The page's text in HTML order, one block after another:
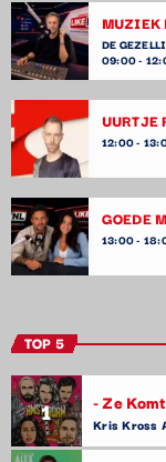
MUZIEK
DE
09:00 -
UURTJE
12:00 -
GOEDE
13:00 -
TOP 5
1 - Ze
Kris Kross